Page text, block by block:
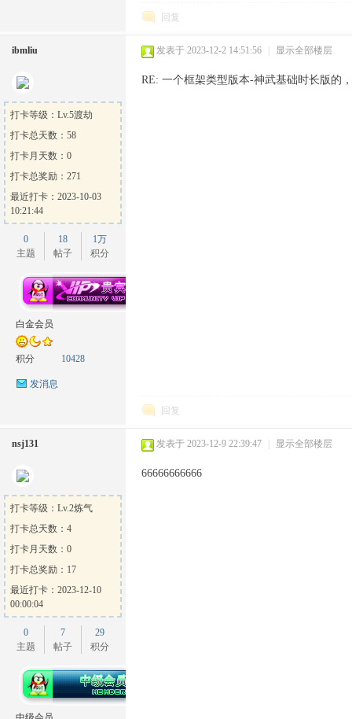
回复
ibmliu
打卡等级：Lv.5渡劫
打卡总天数：58
打卡月天数：0
打卡总奖励：271
最近打卡：2023-10-03
10:21:44
0
主题
18
帖子
1万
积分
白金会员
积分 10428
发消息
发表于 2023-12-2 14:51:56 显示全部楼层
RE: 一个框架类型版本-神武基础时长版的
回复
nsj131
打卡等级：Lv.2炼气
打卡总天数：4
打卡月天数：0
打卡总奖励：17
最近打卡：2023-12-10
00:00:04
0
主题
7
帖子
29
积分
发表于 2023-12-9 22:39:47 显示全部楼层
66666666666